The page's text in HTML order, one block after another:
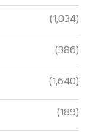
(1,034)
(386)
(1,640)
(189)